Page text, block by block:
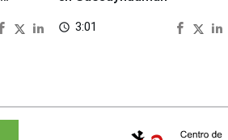
access_time 3:01